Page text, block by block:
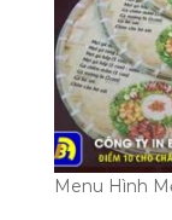
Menu Hình